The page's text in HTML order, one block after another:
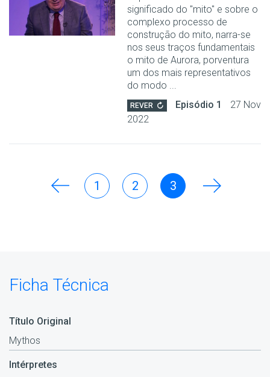
significado do "mito" e sobre o
complexo processo de
construção do mito, narra-se
nos seus traços fundamentais
o mito de Aurora, porventura
um dos mais representativos
do modo ...
REVER Episódio 1
27 Nov
2022
1 2 3
Ficha Técnica
Título Original
Mythos
Intérpretes